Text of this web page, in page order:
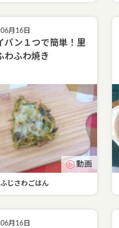
月16日
パン１つで簡単！里
わふわ焼き
動画
じさわごはん
月16日